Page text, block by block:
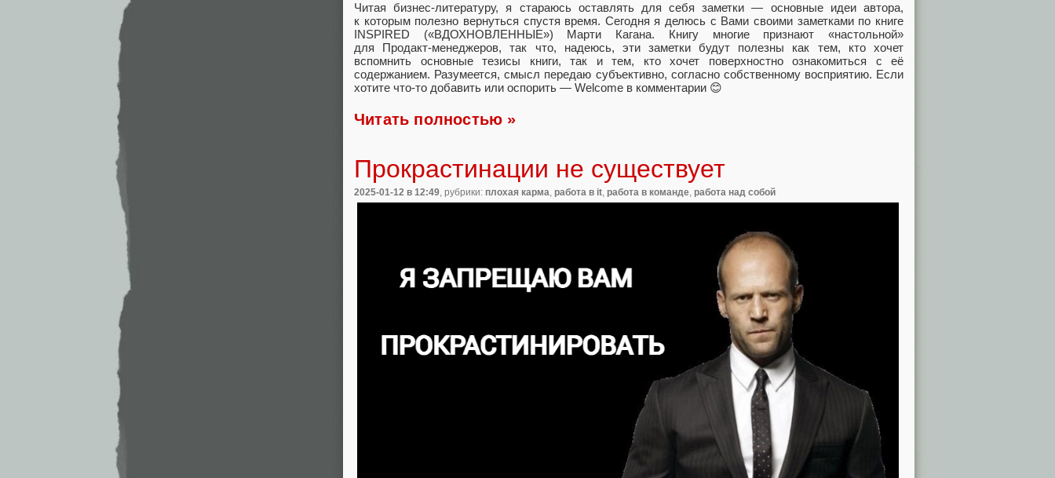
Читая бизнес‑литературу, я стараюсь оставлять для себя заметки — основные идеи автора,
к которым полезно вернуться спустя время. Сегодня я делюсь с Вами своими заметками по книге
INSPIRED («ВДОХНОВЛЕННЫЕ») Марти Кагана. Книгу многие признают «настольной»
для Продакт‑менеджеров, так что, надеюсь, эти заметки будут полезны как тем, кто хочет
вспомнить основные тезисы книги, так и тем, кто хочет поверхностно ознакомиться с её
содержанием. Разумеется, смысл передаю субъективно, согласно собственному восприятию. Если
хотите что‑то добавить или оспорить — Welcome в комментарии 😊
Читать полностью »
Прокрастинации не существует
2025-01-12 в 12:49, рубрики: плохая карма, работа в it, работа в команде, работа над собой